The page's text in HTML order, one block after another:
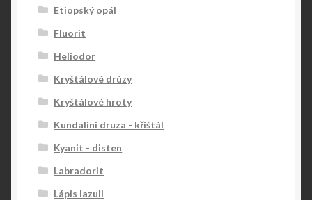
Etiopský opál
Fluorit
Heliodor
Kryštálové drúzy
Kryštálové hroty
Kundalini druza - křištál
Kyanit - disten
Labradorit
Lápis lazuli